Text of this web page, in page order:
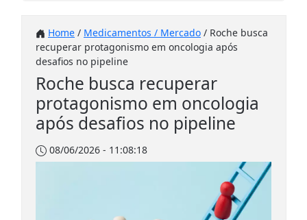
Home / Medicamentos / Mercado / Roche busca
recuperar protagonismo em oncologia após
desafios no pipeline
Roche busca recuperar
protagonismo em oncologia
após desafios no pipeline
08/06/2026 - 11:08:18